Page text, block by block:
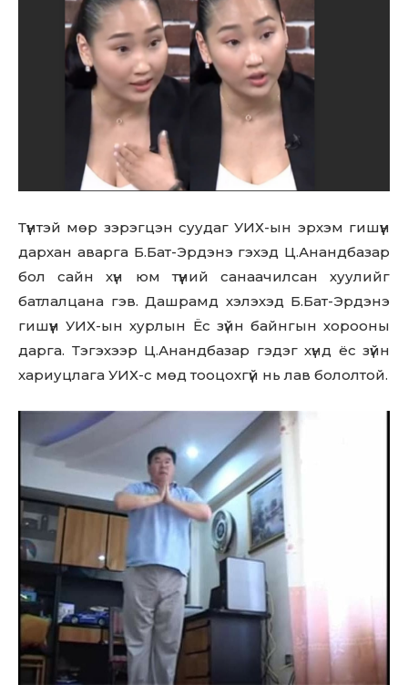
Түүнтэй мөр зэрэгцэн суудаг УИХ-ын эрхэм гишүүн
дархан аварга Б.Бат-Эрдэнэ гэхэд Ц.Анандбазар
бол сайн хүн юм түүний санаачилсан хуулийг
батлалцана гэв. Дашрамд хэлэхэд Б.Бат-Эрдэнэ
гишүүн УИХ-ын хурлын Ёс зүйн байнгын хорооны
дарга. Тэгэхээр Ц.Анандбазар гэдэг хүнд ёс зүйн
хариуцлага УИХ-с мөд тооцохгүй нь лав бололтой.